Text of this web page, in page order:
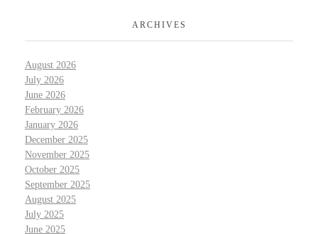
ARCHIVES
August 2026
July 2026
June 2026
February 2026
January 2026
December 2025
November 2025
October 2025
September 2025
August 2025
July 2025
June 2025